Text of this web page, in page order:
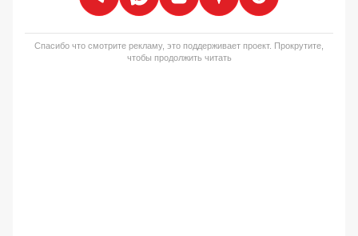
Спасибо что смотрите рекламу, это поддерживает проект. Прокрутите,
чтобы продолжить читать